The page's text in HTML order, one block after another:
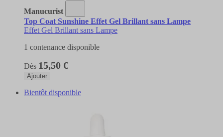
Manucurist
Top Coat Sunshine Effet Gel Brillant sans Lampe
Effet Gel Brillant sans Lampe
1 contenance disponible
Dès 15,50 €
Ajouter
Bientôt disponible